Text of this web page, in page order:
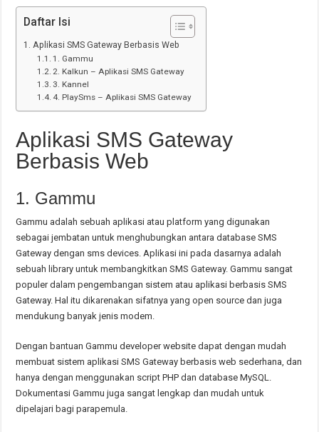
Daftar Isi
Aplikasi SMS Gateway Berbasis Web
1. Gammu
2. Kalkun – Aplikasi SMS Gateway
3. Kannel
4. PlaySms – Aplikasi SMS Gateway
Aplikasi SMS Gateway
Berbasis Web
1. Gammu
Gammu adalah sebuah aplikasi atau platform yang digunakan
sebagai jembatan untuk menghubungkan antara database SMS
Gateway dengan sms devices. Aplikasi ini pada dasarnya adalah
sebuah library untuk membangkitkan SMS Gateway. Gammu sangat
populer dalam pengembangan sistem atau aplikasi berbasis SMS
Gateway. Hal itu dikarenakan sifatnya yang open source dan juga
mendukung banyak jenis modem.
Dengan bantuan Gammu developer website dapat dengan mudah
membuat sistem aplikasi SMS Gateway berbasis web sederhana, dan
hanya dengan menggunakan script PHP dan database MySQL.
Dokumentasi Gammu juga sangat lengkap dan mudah untuk
dipelajari bagi parapemula.